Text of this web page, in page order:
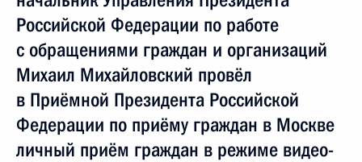
Российской Федерации по работе
с обращениями граждан и организаций
Михаил Михайловский провёл
в Приёмной Президента Российской
Федерации по приёму граждан в Москве
личный приём граждан в режиме видео-